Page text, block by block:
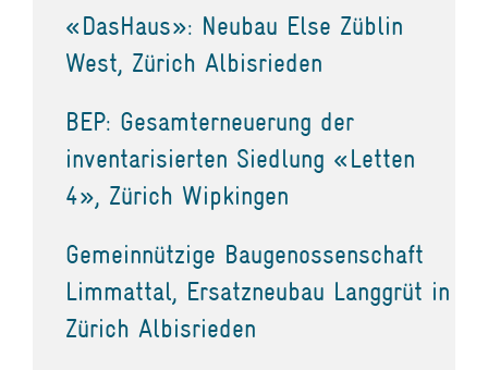
«DasHaus»: Neubau Else Züblin
West, Zürich Albisrieden
BEP: Gesamterneuerung der
inventarisierten Siedlung «Letten
4», Zürich Wipkingen
Gemeinnützige Baugenossenschaft
Limmattal, Ersatzneubau Langgrüt in
Zürich Albisrieden